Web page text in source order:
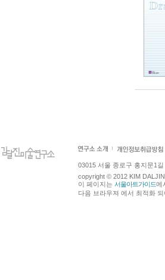
03015 서울 종로구 홍지문1
copyright © 2012 KIM
이 페이지는 서울아트가이드에
다음 브라우져 에서 최적화